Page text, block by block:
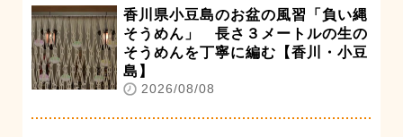
香川県小豆島のお盆の風習「負い縄
そうめん」 長さ３メートルの生の
そうめんを丁寧に編む【香川・小豆
島】
2026/08/08